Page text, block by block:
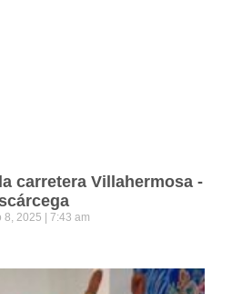
carretera Villahermosa -
8, 2025 7:43 am